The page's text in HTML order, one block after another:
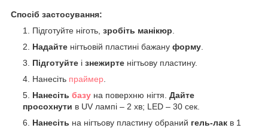
Спосіб застосування:
Підготуйте ніготь, зробіть манікюр
Надайте нігтьовій пластині бажану форму
Підготуйте і знежирте нігтьову пластину.
Нанесіть праймер
Нанесіть базу на поверхню нігтя. Дайте
просохнути в UV лампі – 2 хв; LED – 30 сек.
Нанесіть на нігтьову пластину обраний гель-лак в 1